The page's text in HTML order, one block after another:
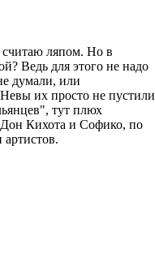
считаю ляпом. Но в
Ведь для этого не надо
думали, или
их просто не пустили
тут плюх
Дон Кихота и Софико, по